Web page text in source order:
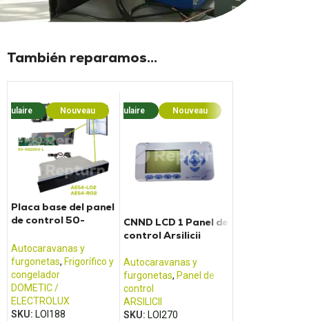
También reparamos...
Nouveau
Placa base del panel
de control 50-
052003L
Autocaravanas y
furgonetas, Frigorífico y
congelador
DOMETIC /
ELECTROLUX
SKU: LOI188
Populaire Nouveau
CNND LCD 1 Panel de
control Arsilicii
Autocaravanas y
furgonetas, Panel de
control
ARSILICII
SKU: LOI270
Populaire